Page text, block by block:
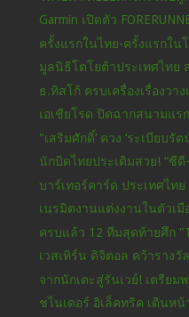
Garmin เปิดตัว
ครั้งแรกในไทย-ครั้งแรกใน
มูลนิธิโตโยต้าประเทศไทย
ธ.ทิสโก้ ครบเครื่องเรื่องวา
เอเชียโรด ปิดฉากสนามแ
"เสริมศักดิ์’ ควง ‘ระเบียบรั
นักบิดไทยประเดิมสวย! “ซี
บาร์เทอร์คาร์ด ประเทศไทย
เนรมิตงานแต่งงานในตัวเมื
ครบแล้ว 12 ทีมสุดท้ายศึก
เวสเทิร์น ดิจิตอล คว้าราง
จากนักเตะสู่รันเวย์! เตรียม
ชไนเดอร์ อิเล็คทริค เดินห